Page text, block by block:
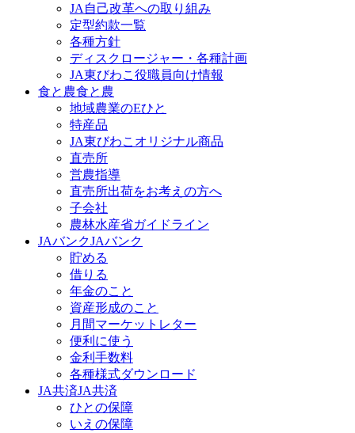
JA自己改革への取り組み
定型約款一覧
各種方針
ディスクロージャー・各種計画
JA東びわこ役職員向け情報
食と農食と農
地域農業のEひと
特産品
JA東びわこオリジナル商品
直売所
営農指導
直売所出荷をお考えの方へ
子会社
農林水産省ガイドライン
JAバンクJAバンク
貯める
借りる
年金のこと
資産形成のこと
月間マーケットレター
便利に使う
金利手数料
各種様式ダウンロード
JA共済JA共済
ひとの保障
いえの保障